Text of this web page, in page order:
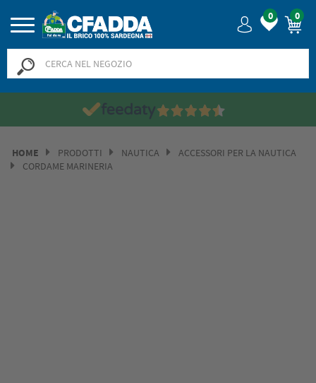
0 0
HOME PRODOTTI NAUTICA
ACCESSORI PER LA NAUTICA
CORDAME MARINERIA